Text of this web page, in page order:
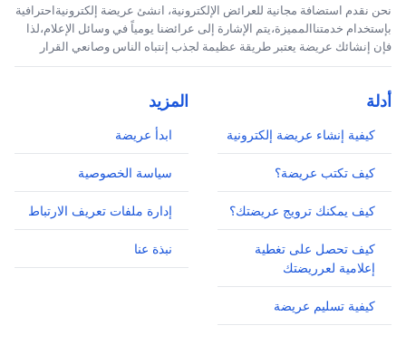
نحن نقدم استضافة مجانية للعرائض الإلكترونية، انشئ عريضة إلكترونيةاحترافية
بإستخدام خدمتناالمميزة،يتم الإشارة إلى عرائضنا يومياً في وسائل الإعلام،لذا
فإن إنشائك عريضة يعتبر طريقة عظيمة لجذب إنتباه الناس وصانعي القرار
أدلة
كيفية إنشاء عريضة إلكترونية
كيف تكتب عريضة؟
كيف يمكنك ترويج عريضتك؟
كيف تحصل على تغطية
إعلامية لعرريضتك
كيفية تسليم عريضة
المزيد
ابدأ عريضة
سياسة الخصوصية
إدارة ملفات تعريف الارتباط
نبذة عنا